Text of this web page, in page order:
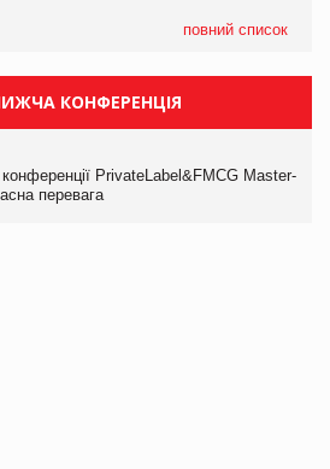
повний список
КОНФЕРЕНЦІЯ
PrivateLabel&FMCG Master-
перевага